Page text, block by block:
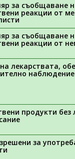
за съобщаване
реакции от
за съобщаване
реакции от
лекарствата,
наблюдение
продукти без
за